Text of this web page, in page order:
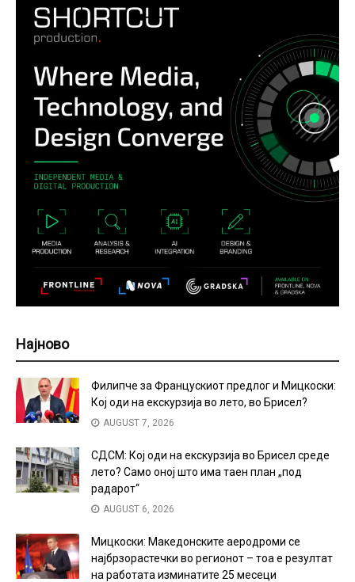
Најново
Филипче за Францускиот предлог и Мицкоски:
Кој оди на екскурзија во лето, во Брисел?
AUGUST 7, 2026
СДСМ: Кој оди на екскурзија во Брисел среде
лето? Само оној што има таен план „под
радарот“
AUGUST 6, 2026
Мицкоски: Македонските аеродроми се
најбрзорастечки во регионот – тоа е резултат
на работата изминатите 25 месеци